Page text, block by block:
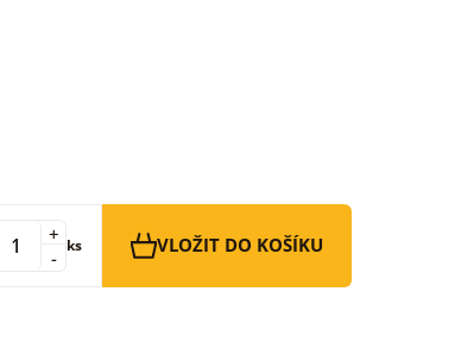
-
+ ks VLOŽIT DO KOŠÍKU